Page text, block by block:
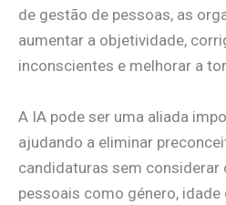
de gestão de pessoas, as
aumentar a objetividade,
inconscientes e melhorar a
A IA pode ser uma aliada
ajudando a eliminar
candidaturas sem
pessoais como género,